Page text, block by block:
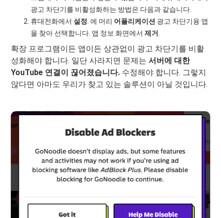
광고 차단기를 비활성화하는 방법은 다음과 같습니다.
휴대전화에서설정 . 에 머리 어플리케이션 광고 차단기용 앱
을 찾아 선택합니다. 앱 정보 화면에서제거
확장 프로그램이든 앱이든 상관없이 광고 차단기를 비활
성화해야 합니다. 일단 사라지면 문제는서버에 대한
YouTube 연결이 끊어졌습니다. 수정해야 합니다. 그렇지
않다면 아마도 우리가 찾고 있는 솔루션이 아닐 것입니다.